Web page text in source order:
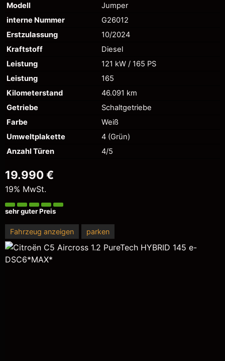
Modell
Jumper
interne Nummer
G26012
Erstzulassung
10/2024
Kraftstoff
Diesel
Leistung
121 kW / 165 PS
Leistung
165
Kilometerstand
46.091 km
Getriebe
Schaltgetriebe
Farbe
Weiß
Umweltplakette
4 (Grün)
Anzahl Türen
4/5
19.990 €
19% MwSt.
sehr guter Preis
Fahrzeug anzeigen parken